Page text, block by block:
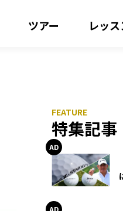
ツアー レッス
特集記事